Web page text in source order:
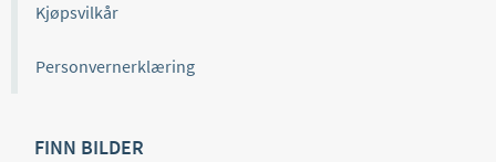
Kjøpsvilkår
Personvernerklæring
FINN BILDER